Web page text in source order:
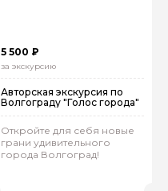
5 500 ₽
за экскурсию
Авторская экскурсия по
Волгограду "Голос города"
Откройте для себя новые
грани удивительного
города Волгоград!